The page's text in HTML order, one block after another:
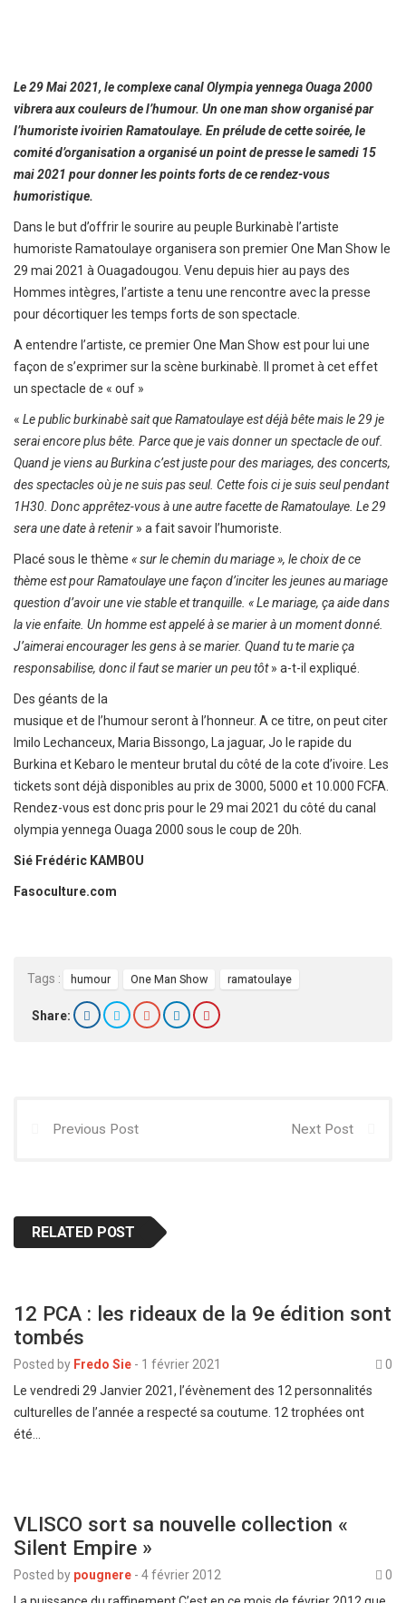
Le 29 Mai 2021, le complexe canal Olympia yennega Ouaga 2000
vibrera aux couleurs de l’humour. Un one man show organisé par
l’humoriste ivoirien Ramatoulaye. En prélude de cette soirée, le
comité d’organisation a organisé un point de presse le samedi 15
mai 2021 pour donner les points forts de ce rendez-vous
humoristique.
Dans le but d’offrir le sourire au peuple Burkinabè l’artiste
humoriste Ramatoulaye organisera son premier One Man Show le
29 mai 2021 à Ouagadougou. Venu depuis hier au pays des
Hommes intègres, l’artiste a tenu une rencontre avec la presse
pour décortiquer les temps forts de son spectacle.
A entendre l’artiste, ce premier One Man Show est pour lui une
façon de s’exprimer sur la scène burkinabè. Il promet à cet effet
un spectacle de « ouf »
« Le public burkinabè sait que Ramatoulaye est déjà bête mais le 29 je
serai encore plus bête. Parce que je vais donner un spectacle de ouf.
Quand je viens au Burkina c’est juste pour des mariages, des concerts,
des spectacles où je ne suis pas seul. Cette fois ci je suis seul pendant
1H30. Donc apprêtez-vous à une autre facette de Ramatoulaye. Le 29
sera une date à retenir » a fait savoir l’humoriste.
Placé sous le thème « sur le chemin du mariage », le choix de ce
thème est pour Ramatoulaye une façon d’inciter les jeunes au mariage
question d’avoir une vie stable et tranquille. « Le mariage, ça aide dans
la vie enfaite. Un homme est appelé à se marier à un moment donné.
J’aimerai encourager les gens à se marier. Quand tu te marie ça
responsabilise, donc il faut se marier un peu tôt» a-t-il expliqué.
Des géants de la
musique et de l’humour seront à l’honneur. A ce titre, on peut citer
Imilo Lechanceux, Maria Bissongo, La jaguar, Jo le rapide du
Burkina et Kebaro le menteur brutal du côté de la cote d’ivoire. Les
tickets sont déjà disponibles au prix de 3000, 5000 et 10.000 FCFA.
Rendez-vous est donc pris pour le 29 mai 2021 du côté du canal
olympia yennega Ouaga 2000 sous le coup de 20h.
Sié Frédéric KAMBOU
Fasoculture.com
Tags : humour One Man Show ramatoulaye
Share:
Previous Post Next Post
RELATED POST
12 PCA : les rideaux de la 9e édition sont
tombés
Posted by Fredo Sie - 1 février 2021
0
Le vendredi 29 Janvier 2021, l’évènement des 12 personnalités
culturelles de l’année a respecté sa coutume. 12 trophées ont
été…
VLISCO sort sa nouvelle collection «
Silent Empire »
Posted by pougnere - 4 février 2012
0